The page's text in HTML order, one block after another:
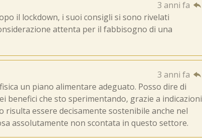
3 anni fa
il lockdown, i suoi consigli si sono rivelati
attenta per il fabbisogno di una
3 anni fa
un piano alimentare adeguato. Posso dire di
che sto sperimentando, grazie a indicazioni
essere decisamente sostenibile anche nel
assolutamente non scontata in questo settore.